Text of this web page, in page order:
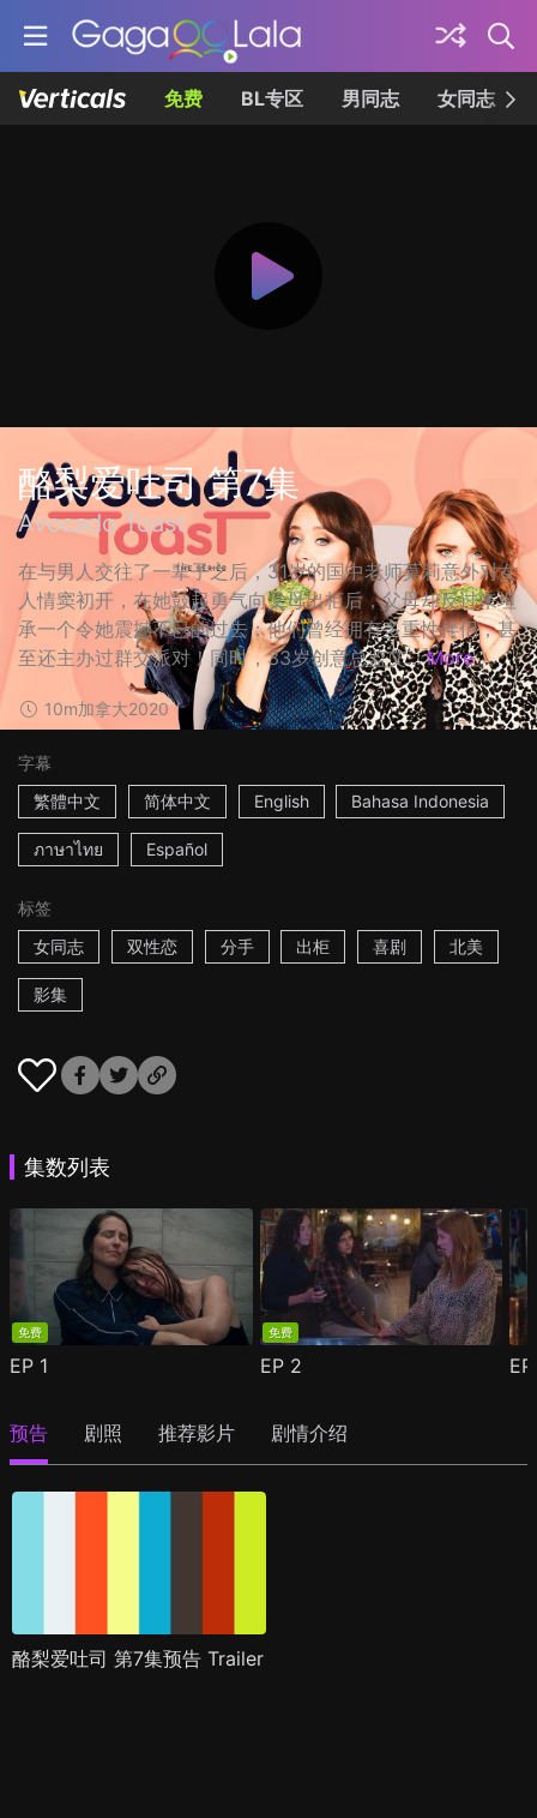
免费 BL专区 男同志 女同志
酪梨爱吐司 第7集
Avocado Toast
在与男人交往了一辈子之后，31岁的国中老师莫莉意外对女
人情窦初开，在她鼓起勇气向父母出柜后，父母却反过来坦
承一个令她震撼不已的过去：他们曾经拥有多重性伴侣，甚
至还主办过群交派对！同时，33岁创意总监艾... More
10m加拿大2020
字幕
繁體中文
简体中文 English Bahasa Indonesia
ภาษาไทย Español
标签
女同志
双性恋 分手 出柜 喜剧 北美
影集
集数列表
免费
EP 1
免费
EP 2
预告 剧照 推荐影片 剧情介绍
酪梨爱吐司 第7集预告 Trailer